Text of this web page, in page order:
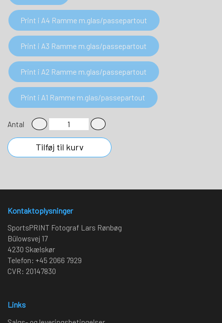
Print i A4 Ramme m.glas/passepartout
Print i A3 Ramme m.glas/passepartout
Print i A2 Ramme m.glas/passepartout
Print i A1 Ramme m.glas/passepartout
Antal
Tilføj til kurv
Kontaktoplysninger
SportsPRINT Fotograf Lars Rønbøg
Bülowsvej 17
4230 Skælskør
Telefon: +45 2066 7929
CVR: 20147830
Links